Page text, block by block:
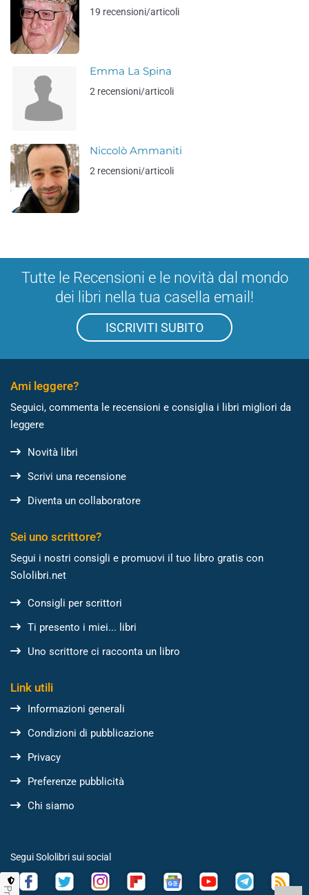
19 recensioni/articoli
Emma La Spina
2 recensioni/articoli
Niccolò Ammaniti
2 recensioni/articoli
Tutte le Recensioni e le novità dal mondo
dei libri nella tua casella email!
ISCRIVITI SUBITO
Ami leggere?
Seguici, commenta le recensioni e consiglia i libri migliori da
leggere
Novità libri
Scrivi una recensione
Diventa un collaboratore
Sei uno scrittore?
Segui i nostri consigli e promuovi il tuo libro gratis con
Sololibri.net
Consigli per scrittori
Ti presento i miei... libri
Uno scrittore ci racconta un libro
Link utili
Informazioni generali
Condizioni di pubblicazione
Privacy
Preferenze pubblicità
Chi siamo
Segui Sololibri sui social